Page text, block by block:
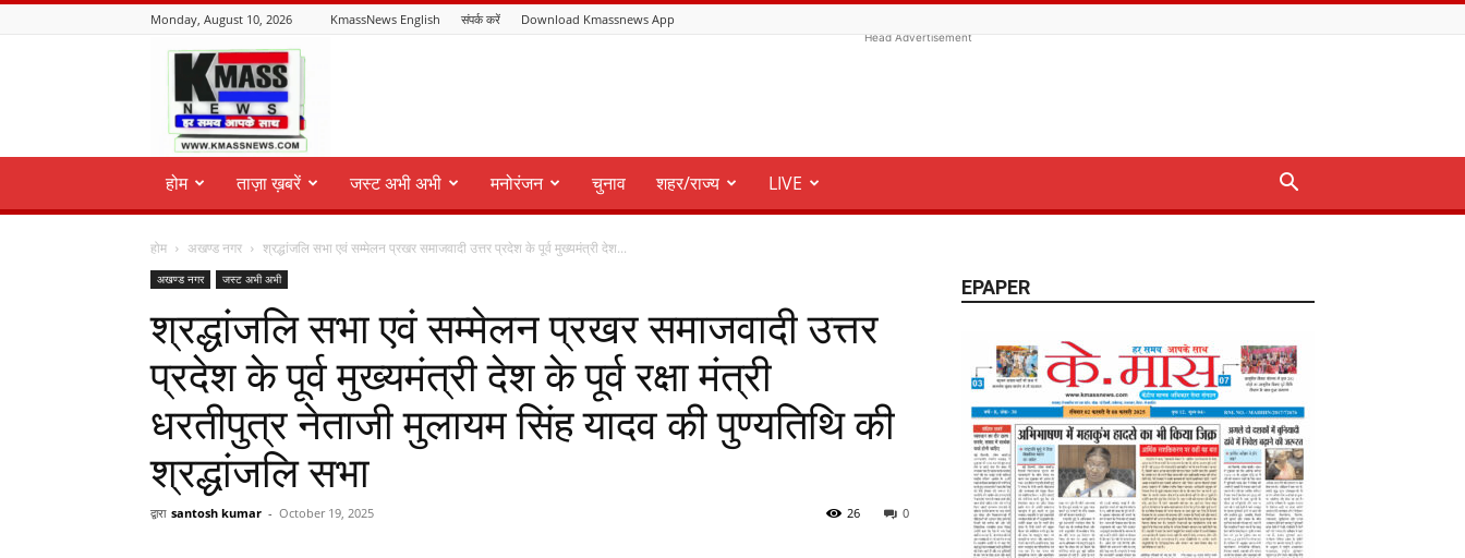
Monday, August 10, 2026 KmassNews English संपर्क करें Download Kmassnews App
KmassNews
Head Advertisement
होम ताज़ा ख़बरें जस्ट अभी अभी मनोरंजन चुनाव शहर/राज्य LIVE
होम अखण्ड नगर श्रद्धांजलि सभा एवं सम्मेलन प्रखर समाजवादी उत्तर प्रदेश के पूर्व मुख्यमंत्री देश...
अखण्ड नगर जस्ट अभी अभी
श्रद्धांजलि सभा एवं सम्मेलन प्रखर समाजवादी उत्तर
प्रदेश के पूर्व मुख्यमंत्री देश के पूर्व रक्षा मंत्री
धरतीपुत्र नेताजी मुलायम सिंह यादव की पुण्यतिथि की
श्रद्धांजलि सभा
द्वारा santosh kumar - October 19, 2025 0
26
EPAPER